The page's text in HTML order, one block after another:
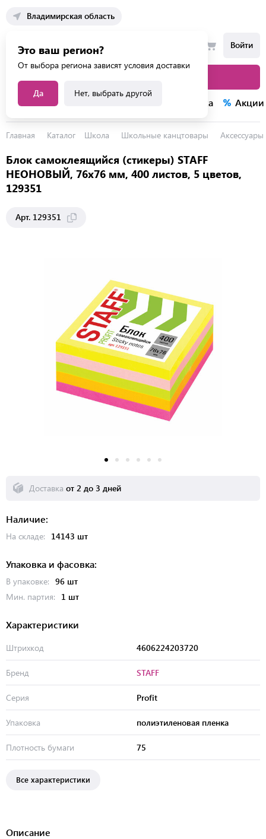
Владимирская область
Это ваш регион?
От выбора региона зависят условия доставки
Да Нет, выбрать другой
Войти
Каталог услуг Распродажа Акции
Главная Каталог Школа Школьные канцтовары
Блок самоклеящийся (стикеры) STAFF
НЕОНОВЫЙ, 76х76 мм, 400 листов, 5 цветов,
129351
Арт. 129351
Наличие:
На складе: 14143 шт
Упаковка и фасовка:
В упаковке: 96 шт
Мин. партия:
1 шт
Доставка от 2 до 3 дней
Характеристики
Штрихкод 4606224203720
Бренд STAFF
Серия Profit
Упаковка полиэтиленовая пленка
Плотность бумаги 75
Все характеристики
Описание